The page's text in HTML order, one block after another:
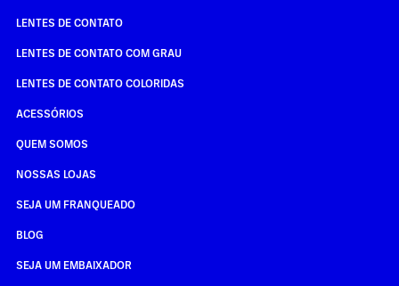
LENTES DE CONTATO
LENTES DE CONTATO COM GRAU
LENTES DE CONTATO COLORIDAS
ACESSÓRIOS
QUEM SOMOS
NOSSAS LOJAS
SEJA UM FRANQUEADO
BLOG
SEJA UM EMBAIXADOR